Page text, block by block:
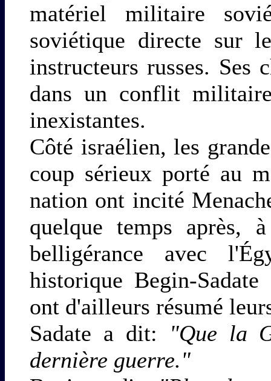
matériel militaire
soviétique directe sur
instructeurs russes. Ses
dans un conflit
inexistantes.
Côté israélien, les
coup sérieux porté au
nation ont incité
quelque temps après,
belligérance avec
historique Begin-
ont d'ailleurs résumé
Sadate a dit:
"Que la
dernière guerre."